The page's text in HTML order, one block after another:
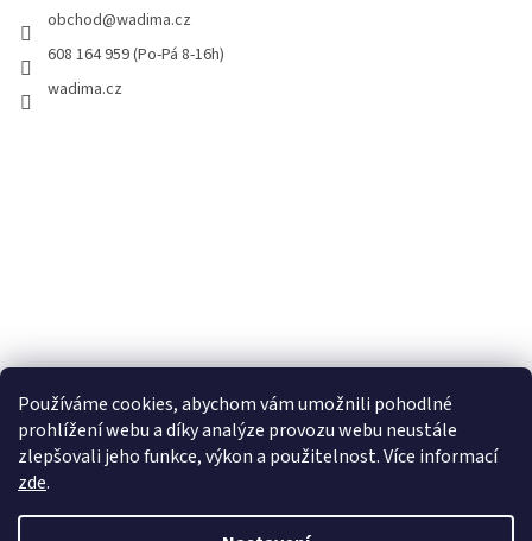
Používáme cookies, abychom vám umožnili pohodlné
prohlížení webu a díky analýze provozu webu neustále
zlepšovali jeho funkce, výkon a použitelnost. Více informací
zde.
obchod@wadima.cz
608 164 959 (Po-Pá 8-16h)
wadima.cz